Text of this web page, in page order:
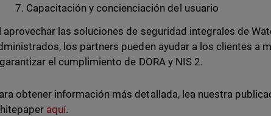
Capacitación y concienciación del usuario
aprovechar las soluciones de seguridad integrales de
los partners pueden ayudar a los clientes a
el cumplimiento de DORA y NIS 2.
obtener información más detallada, lea nuestra
aquí.